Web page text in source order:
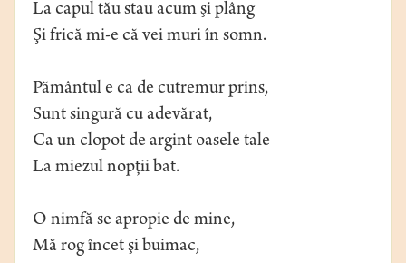
La capul tău stau acum şi plâng
Şi frică mi-e că vei muri în somn.
Pământul e ca de cutremur prins,
Sunt singură cu adevărat,
Ca un clopot de argint oasele tale
La miezul nopţii bat.
O nimfă se apropie de mine,
Mă rog încet şi buimac,